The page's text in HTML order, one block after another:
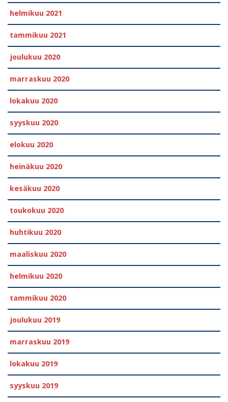
helmikuu 2021
tammikuu 2021
joulukuu 2020
marraskuu 2020
lokakuu 2020
syyskuu 2020
elokuu 2020
heinäkuu 2020
kesäkuu 2020
toukokuu 2020
huhtikuu 2020
maaliskuu 2020
helmikuu 2020
tammikuu 2020
joulukuu 2019
marraskuu 2019
lokakuu 2019
syyskuu 2019